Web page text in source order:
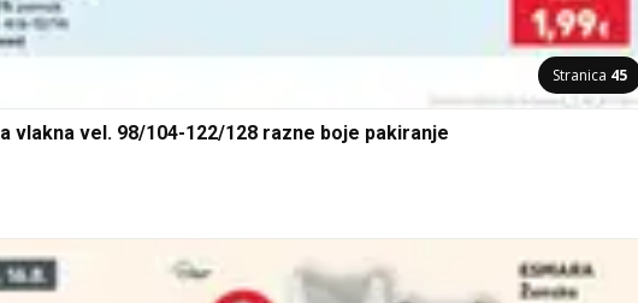
Stranica 45
vlakna vel. 98/104-122/128 razne boje pakiranje